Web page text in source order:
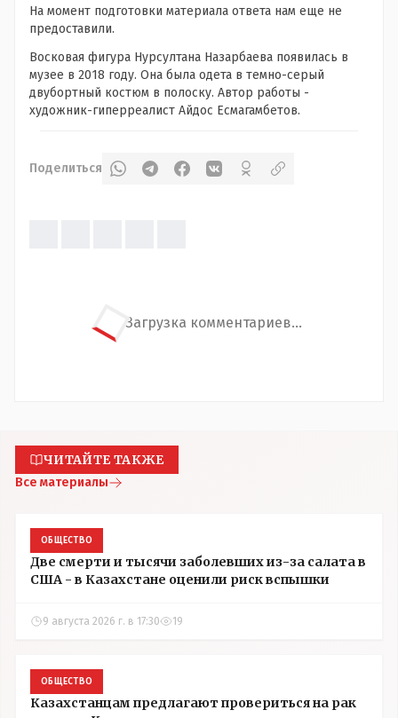
На момент подготовки материала ответа нам еще не
предоставили.
Восковая фигура Нурсултана Назарбаева появилась в
музее в 2018 году. Она была одета в темно-серый
двубортный костюм в полоску. Автор работы -
художник-гиперреалист Айдос Есмагамбетов.
Поделиться
Загрузка комментариев...
ЧИТАЙТЕ ТАКЖЕ
Все материалы
ОБЩЕСТВО
Две смерти и тысячи заболевших из-за салата в
США - в Казахстане оценили риск вспышки
9 августа 2026 г. в 17:30 19
ОБЩЕСТВО
Казахстанцам предлагают провериться на рак